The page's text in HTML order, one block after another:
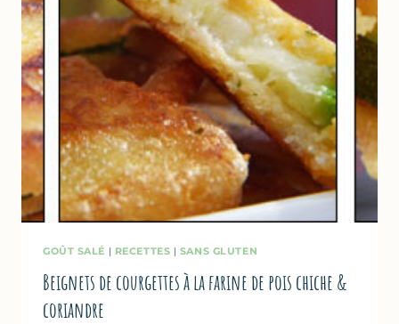
CHICHE,
MEILLEURES
RECETTES
DE
LA
SEMAINE
&
TAG
GOÛT SALÉ | RECETTES | SANS GLUTEN
Beignets de courgettes à la farine de pois chiche &
coriandre